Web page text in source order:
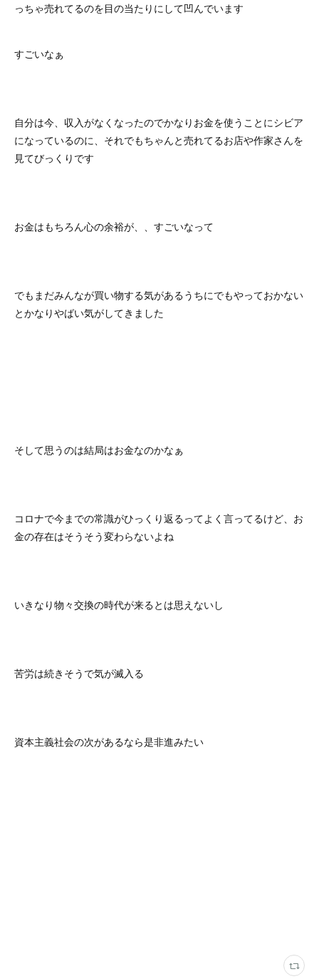
っちゃ売れてるのを目の当たりにして凹んでいます
すごいなぁ
自分は今、収入がなくなったのでかなりお金を使うことにシビア
になっているのに、それでもちゃんと売れてるお店や作家さんを
見てびっくりです
お金はもちろん心の余裕が、、すごいなって
でもまだみんなが買い物する気があるうちにでもやっておかない
とかなりやばい気がしてきました
そして思うのは結局はお金なのかなぁ
コロナで今までの常識がひっくり返るってよく言ってるけど、お
金の存在はそうそう変わらないよね
いきなり物々交換の時代が来るとは思えないし
苦労は続きそうで気が滅入る
資本主義社会の次があるなら是非進みたい